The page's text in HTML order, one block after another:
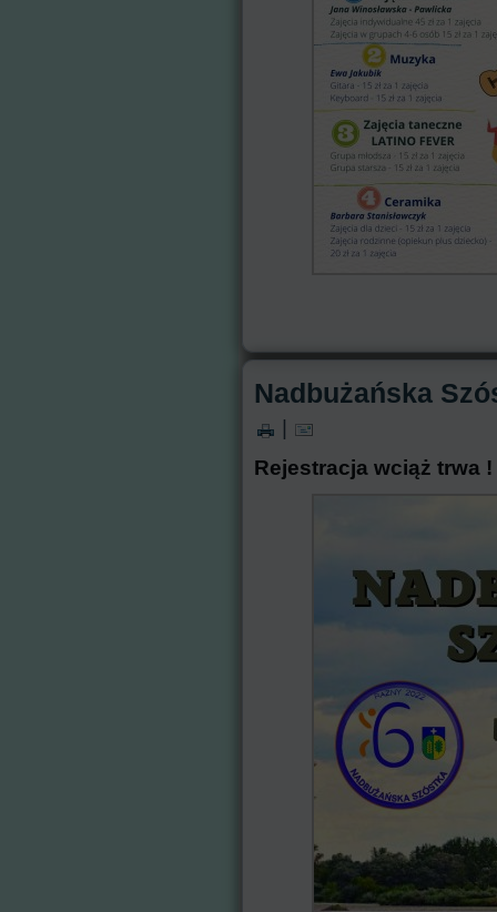
Nadbużańska
|
Rejestracja wciąż trwa !